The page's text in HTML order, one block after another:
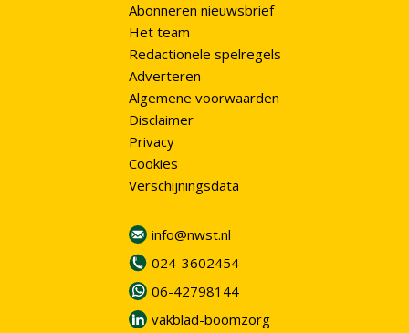
Abonneren nieuwsbrief
Het team
Redactionele spelregels
Adverteren
Algemene voorwaarden
Disclaimer
Privacy
Cookies
Verschijningsdata
info@nwst.nl
024-3602454
06-42798144
vakblad-boomzorg